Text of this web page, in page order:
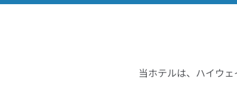
当ホテルは、ハイウ